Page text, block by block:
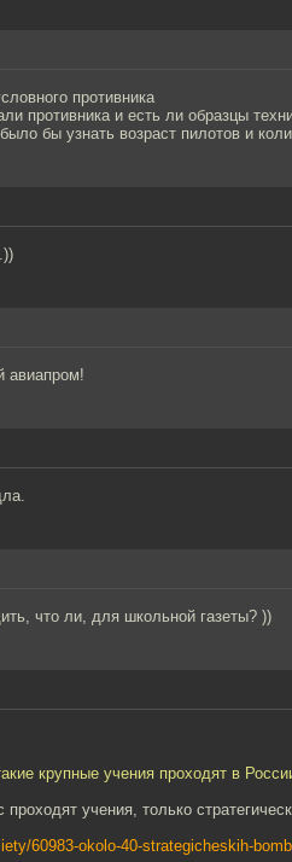
противника
противника и есть ли образцы
бы узнать возраст пилотов и
авиапром!
что ли, для школьной газеты? ))
крупные учения проходят в
учения, только
60983-okolo-40-strategicheskih-